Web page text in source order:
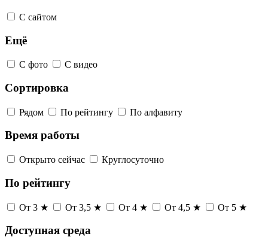
С сайтом
Ещё
С фото С видео
Сортировка
Рядом По рейтингу По алфавиту
Время работы
Открыто сейчас Круглосуточно
По рейтингу
От 3 ★ От 3,5 ★ От 4 ★ От 4,5 ★ От 5 ★
Доступная среда